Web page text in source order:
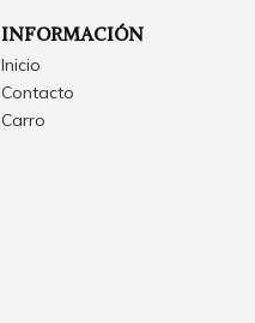
INFORMACIÓN
Inicio
Contacto
Carro